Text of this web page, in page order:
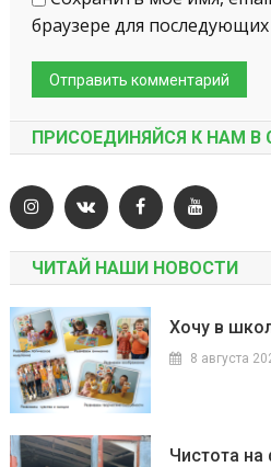
браузере для
ПРИСОЕДИНЯЙСЯ К НАМ В
ЧИТАЙ НАШИ НОВОСТИ
Хочу в
8 августа
Чистота